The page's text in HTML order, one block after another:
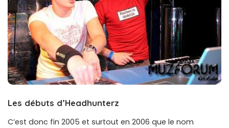
Les débuts d’Headhunterz
C’est donc fin 2005 et surtout en 2006 que le nom